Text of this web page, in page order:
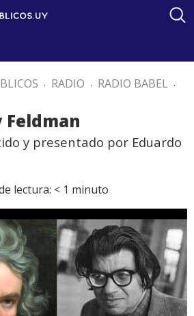
. RADIO . RADIO BABEL .
Feldman
y presentado por Eduardo
lectura: < 1 minuto